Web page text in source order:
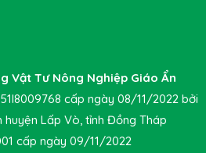
Vật Tư Nông Nghiệp Giáo Ẩn
cấp ngày 08/11/2022 bởi
huyện Lấp Vò, tỉnh Đồng Tháp
cấp ngày 09/11/2022